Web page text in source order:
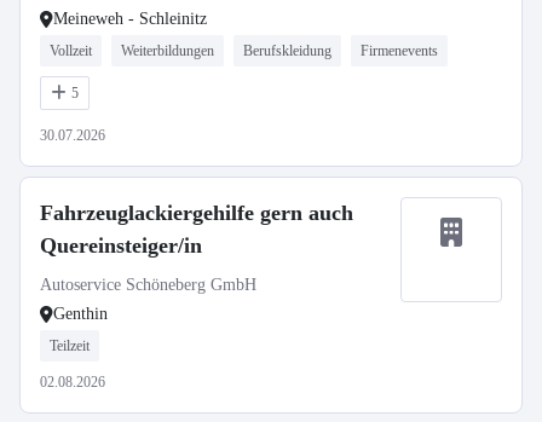
Meineweh - Schleinitz
Vollzeit Weiterbildungen Berufskleidung Firmenevents
5
30.07.2026
Fahrzeuglackiergehilfe gern auch
Quereinsteiger/in
Autoservice Schöneberg GmbH
Genthin
Teilzeit
02.08.2026